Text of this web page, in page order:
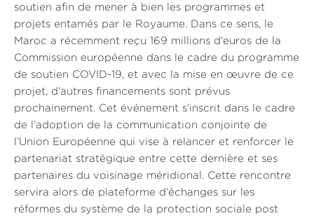
soutien afin de mener à bien les programmes et
projets entamés par le Royaume. Dans ce sens, le
Maroc a récemment reçu 169 millions d'euros de la
Commission européenne dans le cadre du programme
de soutien COVID-19, et avec la mise en œuvre de ce
projet, d'autres financements sont prévus
prochainement. Cet événement s’inscrit dans le cadre
de l’adoption de la communication conjointe de
l’Union Européenne qui vise à relancer et renforcer le
partenariat stratégique entre cette dernière et ses
partenaires du voisinage méridional. Cette rencontre
servira alors de plateforme d’échanges sur les
réformes du système de la protection sociale post